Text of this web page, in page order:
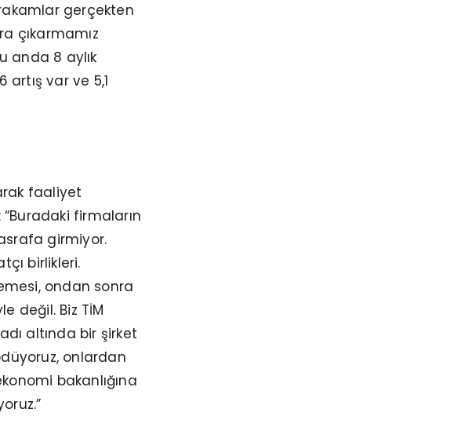
gerçekten
çıkarmamız
anda 8 aylık
artış var ve 5,1
faaliyet
firmaların
girmiyor.
birlikleri.
ondan sonra
değil. Biz TİM
altında bir şirket
onlardan
bakanlığına